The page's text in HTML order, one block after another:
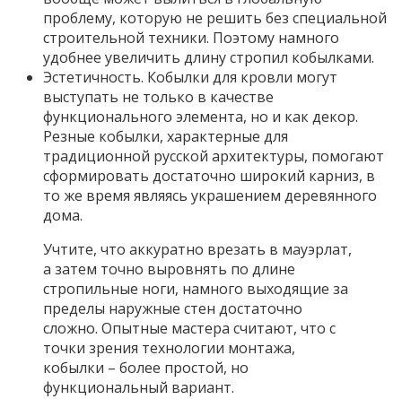
проблему, которую не решить без специальной
строительной техники. Поэтому намного
удобнее увеличить длину стропил кобылками.
Эстетичность. Кобылки для кровли могут
выступать не только в качестве
функционального элемента, но и как декор.
Резные кобылки, характерные для
традиционной русской архитектуры, помогают
сформировать достаточно широкий карниз, в
то же время являясь украшением деревянного
дома.
Учтите, что аккуратно врезать в мауэрлат,
а затем точно выровнять по длине
стропильные ноги, намного выходящие за
пределы наружные стен достаточно
сложно. Опытные мастера считают, что с
точки зрения технологии монтажа,
кобылки – более простой, но
функциональный вариант.